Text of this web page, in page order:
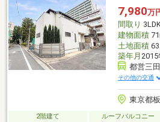
フプランシュミレーションについても全
可能となっております。※LINEやメール
可能です。
7,980万
間取り
建物面積
土地面積
築年月
都営三
その他の交通
東京都
2階建て ルーフバルコニー